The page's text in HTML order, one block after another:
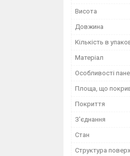
Висота
Довжина
Кількість в
Матеріал
Особливості
Площа, що
Покриття
З'єднання
Стан
Структура